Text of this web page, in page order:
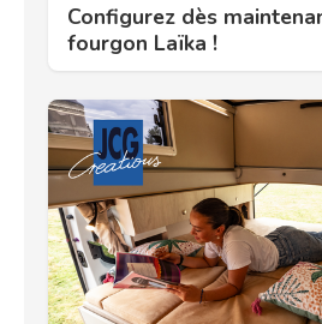
Configurez dès
fourgon Laïka !